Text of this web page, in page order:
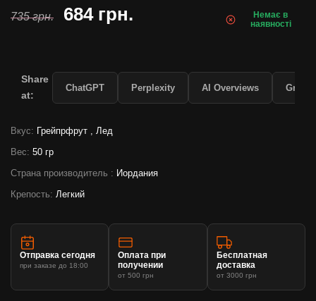
Немає в
наявності
735 грн. 684 грн.
Вкус: Грейпрфрут , Лед
Вес: 50 гр
Страна производитель : Иордания
Крепость: Легкий
Отправка сегодня
при заказе до 18:00
Оплата при
получении
от 500 грн
Бесплатная
доставка
от 3000 грн
Share
at:
ChatGPT Perplexity AI Overviews Grok